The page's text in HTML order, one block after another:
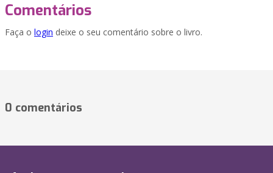
Comentários
Faça o login deixe o seu comentário sobre o livro.
0 comentários